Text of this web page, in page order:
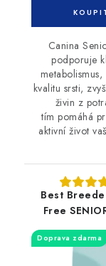
Canina
podporuje
kvalitu srsti,
živin z
tím pomáhá
aktivní život
Best
Free
with Salmon,
Potato &
12kg
Doprava zdarma